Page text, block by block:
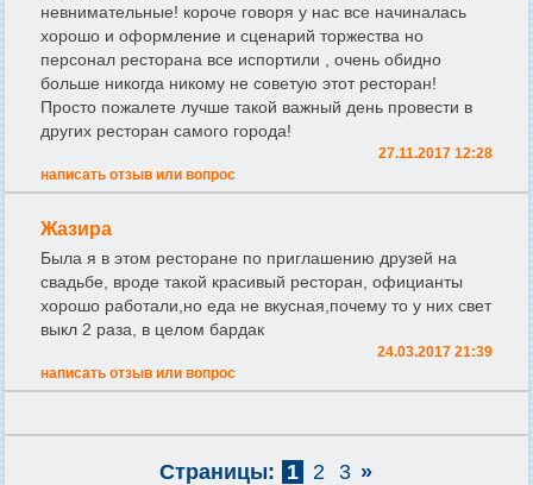
невнимательные! короче говоря у нас все начиналась
xорошо и оформление и сценарий торжества но
персонал ресторана все испортили , очень обидно
больше никогда никому не советую этот ресторан!
Просто пожалете лучше такой важный день провести в
другиx ресторан самого города!
27.11.2017 12:28
написать отзыв или вопрос
Жазира
Была я в этом ресторане по приглашению друзей на
свадьбе, вроде такой красивый ресторан, официанты
хорошо работали,но еда не вкусная,почему то у них свет
выкл 2 раза, в целом бардак
24.03.2017 21:39
написать отзыв или вопрос
Страницы: 1 2 3 »